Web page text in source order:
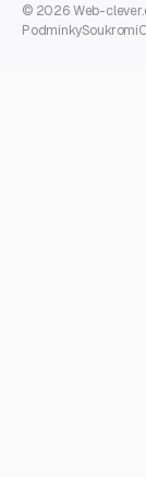
© 2026 Web-
PodmínkySoukromí